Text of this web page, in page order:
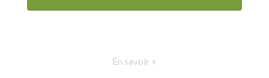
En savoir +